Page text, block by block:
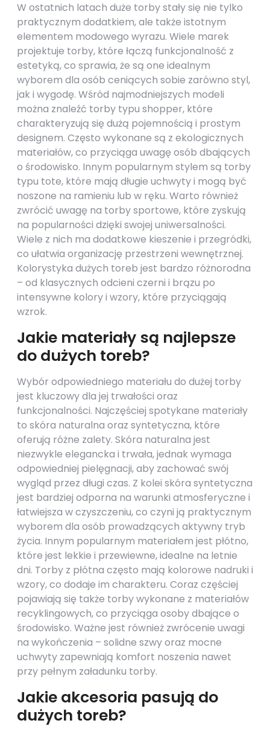
W ostatnich latach duże torby stały się nie tylko
praktycznym dodatkiem, ale także istotnym
elementem modowego wyrazu. Wiele marek
projektuje torby, które łączą funkcjonalność z
estetyką, co sprawia, że są one idealnym
wyborem dla osób ceniących sobie zarówno styl,
jak i wygodę. Wśród najmodniejszych modeli
można znaleźć torby typu shopper, które
charakteryzują się dużą pojemnością i prostym
designem. Często wykonane są z ekologicznych
materiałów, co przyciąga uwagę osób dbających
o środowisko. Innym popularnym stylem są torby
typu tote, które mają długie uchwyty i mogą być
noszone na ramieniu lub w ręku. Warto również
zwrócić uwagę na torby sportowe, które zyskują
na popularności dzięki swojej uniwersalności.
Wiele z nich ma dodatkowe kieszenie i przegródki,
co ułatwia organizację przestrzeni wewnętrznej.
Kolorystyka dużych toreb jest bardzo różnorodna
– od klasycznych odcieni czerni i brązu po
intensywne kolory i wzory, które przyciągają
wzrok.
Jakie materiały są najlepsze
do dużych toreb?
Wybór odpowiedniego materiału do dużej torby
jest kluczowy dla jej trwałości oraz
funkcjonalności. Najczęściej spotykane materiały
to skóra naturalna oraz syntetyczna, które
oferują różne zalety. Skóra naturalna jest
niezwykle elegancka i trwała, jednak wymaga
odpowiedniej pielęgnacji, aby zachować swój
wygląd przez długi czas. Z kolei skóra syntetyczna
jest bardziej odporna na warunki atmosferyczne i
łatwiejsza w czyszczeniu, co czyni ją praktycznym
wyborem dla osób prowadzących aktywny tryb
życia. Innym popularnym materiałem jest płótno,
które jest lekkie i przewiewne, idealne na letnie
dni. Torby z płótna często mają kolorowe nadruki i
wzory, co dodaje im charakteru. Coraz częściej
pojawiają się także torby wykonane z materiałów
recyklingowych, co przyciąga osoby dbające o
środowisko. Ważne jest również zwrócenie uwagi
na wykończenia – solidne szwy oraz mocne
uchwyty zapewniają komfort noszenia nawet
przy pełnym załadunku torby.
Jakie akcesoria pasują do
dużych toreb?